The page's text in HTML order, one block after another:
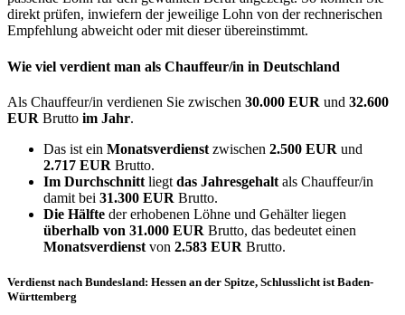
direkt prüfen, inwiefern der jeweilige Lohn von der rechnerischen
Empfehlung abweicht oder mit dieser übereinstimmt.
Wie viel verdient man als Chauffeur/in in Deutschland
Als Chauffeur/in verdienen Sie zwischen 30.000 EUR und 32.600
EUR Brutto im Jahr.
Das ist ein Monatsverdienst zwischen 2.500 EUR und
2.717 EUR Brutto.
Im Durchschnitt liegt das Jahresgehalt als Chauffeur/in
damit bei 31.300 EUR Brutto.
Die Hälfte der erhobenen Löhne und Gehälter liegen
überhalb von 31.000 EUR Brutto, das bedeutet einen
Monatsverdienst von 2.583 EUR Brutto.
Verdienst nach Bundesland: Hessen an der Spitze, Schlusslicht ist Baden-
Württemberg